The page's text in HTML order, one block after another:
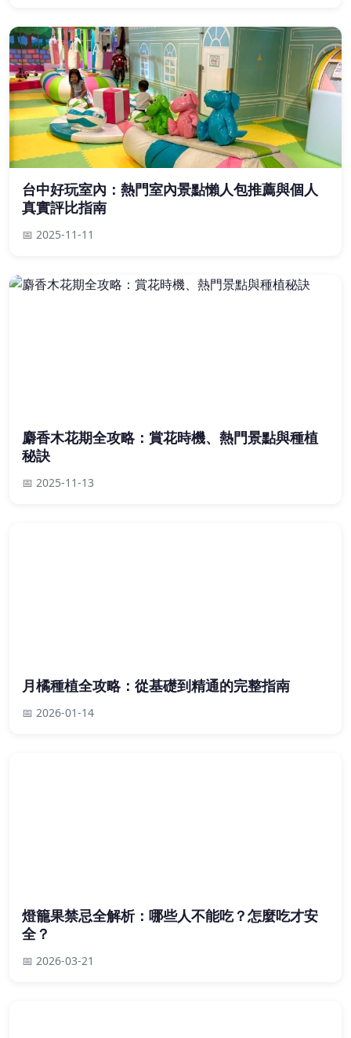
台中好玩室內：熱門室內景點懶人包推薦與個人
真實評比指南
📅 2025-11-11
麝香木花期全攻略：賞花時機、熱門景點與種植
秘訣
📅 2025-11-13
月橘種植全攻略：從基礎到精通的完整指南
📅 2026-01-14
燈籠果禁忌全解析：哪些人不能吃？怎麼吃才安
全？
📅 2026-03-21